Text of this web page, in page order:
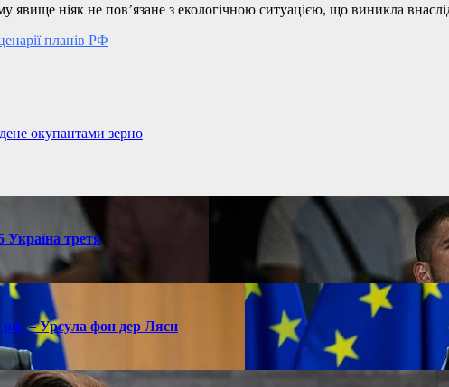
ніяк не пов’язане з екологічною ситуацією, що виникла
планів РФ
окупантами зерно
Україна третя
рф, – Урсула фон дер Ляєн